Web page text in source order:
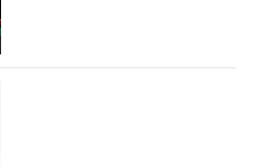
обуви в
не увеличился